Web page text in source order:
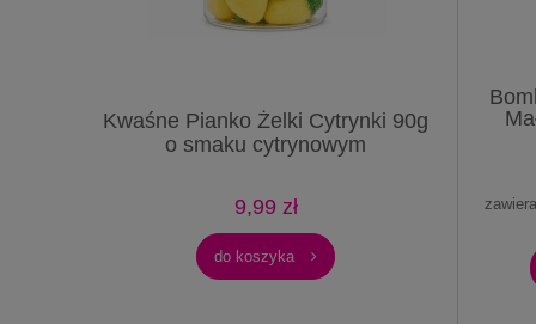
Kwaśne Pianko Żelki Cytrynki 90g
o smaku cytrynowym
9,99 zł
do koszyka
Kwaśne